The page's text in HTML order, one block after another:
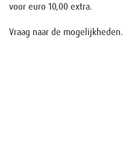
voor euro 10,00 extra.
Vraag naar de mogelijkheden.